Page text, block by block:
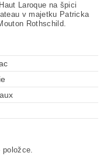
Laroque na špici
v majetku Patricka
Rothschild.